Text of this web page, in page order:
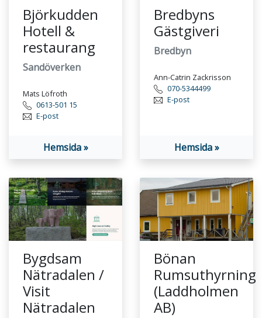
Björkudden
Hotell &
restaurang
Sandöverken
Mats Löfroth
0613-501 15
E-post
Hemsida »
Bredbyns
Gästgiveri
Bredbyn
Ann-Catrin Zackrisson
070-5344499
E-post
Hemsida »
Bygdsam
Nätradalen /
Visit
Nätradalen
Bönan
Rumsuthyrning
(Laddholmen
AB)